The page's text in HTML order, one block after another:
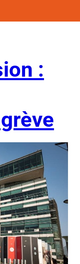
: